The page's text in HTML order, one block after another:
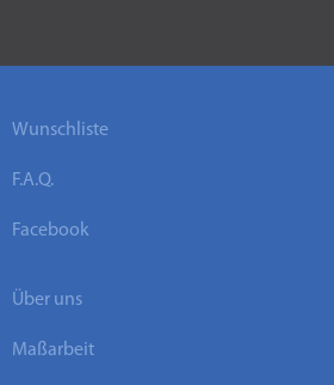
Wunschliste
F.A.Q.
Facebook
Über uns
Maßarbeit